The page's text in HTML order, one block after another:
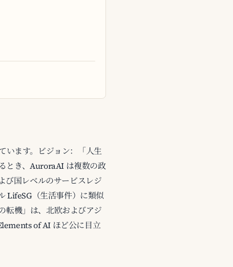
います。ビジョン：「人生
とき、AuroraAI は複数の政
び国レベルのサービスレジ
LifeSG（生活事件）に類似
転機」は、北欧およびアジ
of AI ほど公に目立